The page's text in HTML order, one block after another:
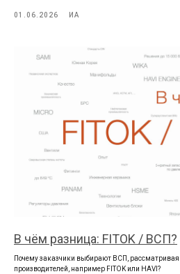
01.06.2026 ИА
В чём разница: FITOK / ВСП?
Почему заказчики выбирают ВСП,
производителей, например FITOK или HAVI?